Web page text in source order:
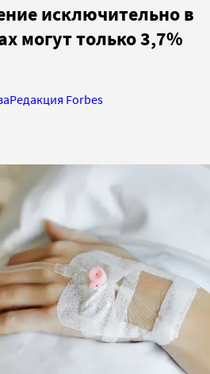
исключительно в
могут только 3,7%
Редакция Forbes